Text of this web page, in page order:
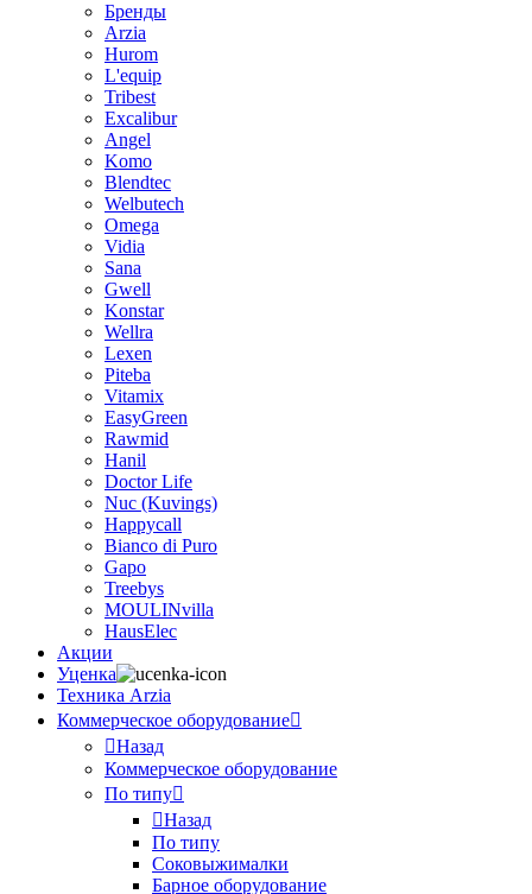
Бренды
Arzia
Hurom
L'equip
Tribest
Excalibur
Angel
Komo
Blendtec
Welbutech
Omega
Vidia
Sana
Gwell
Konstar
Wellra
Lexen
Piteba
Vitamix
EasyGreen
Rawmid
Hanil
Doctor Life
Nuc (Kuvings)
Happycall
Bianco di Puro
Gapo
Treebys
MOULINvilla
HausElec
Акции
Уценка
Техника Arzia
Коммерческое оборудование
Назад
Коммерческое оборудование
По типу
Назад
По типу
Соковыжималки
Барное оборудование